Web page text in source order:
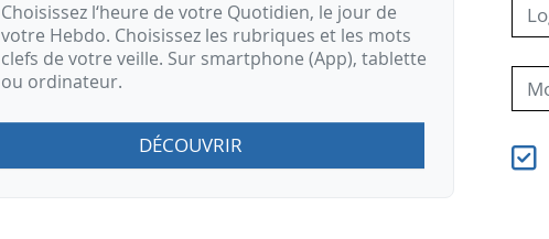
Choisissez l‘heure de votre Quotidien, le jour de
votre Hebdo. Choisissez les rubriques et les mots
clefs de votre veille. Sur smartphone (App), tablette
ou ordinateur.
DÉCOUVRIR